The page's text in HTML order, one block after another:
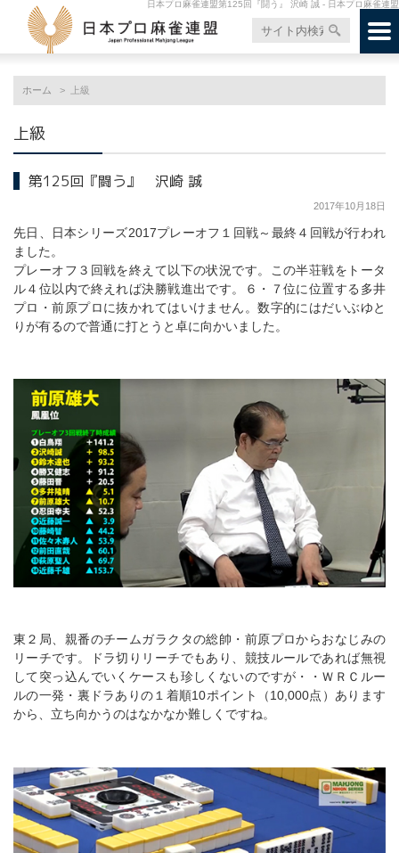
日本プロ麻雀連盟第125回『闘う』 沢崎 誠 - 日本プロ麻雀連盟
ホーム 上級
上級
第125回『闘う』 沢崎 誠
2017年10月18日
先日、日本シリーズ2017プレーオフ１回戦～最終４回戦が行われ
ました。
プレーオフ３回戦を終えて以下の状況です。この半荘戦をトータ
ル４位以内で終えれば決勝戦進出です。６・７位に位置する多井
プロ・前原プロに抜かれてはいけません。数字的にはだいぶゆと
りが有るので普通に打とうと卓に向かいました。
東２局、親番のチームガラクタの総帥・前原プロからおなじみの
リーチです。ドラ切りリーチでもあり、競技ルールであれば無視
して突っ込んでいくケースも珍しくないのですが・・ＷＲＣルー
ルの一発・裏ドラありの１着順10ポイント（10,000点）あります
から、立ち向かうのはなかなか難しくですね。